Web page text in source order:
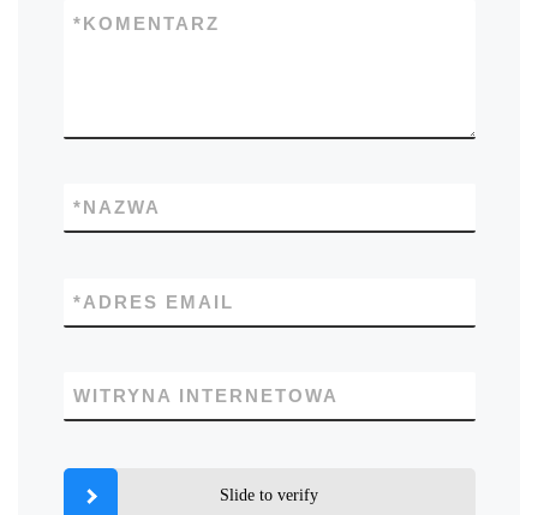
KOMENTARZ
*
NAZWA
*
ADRES EMAIL
*
WITRYNA INTERNETOWA
Slide to verify